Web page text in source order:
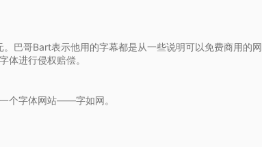
巴哥Bart表示他用的字幕都是从一些说明可以免费商用的网
体进行侵权赔偿。
个字体网站——字如网。